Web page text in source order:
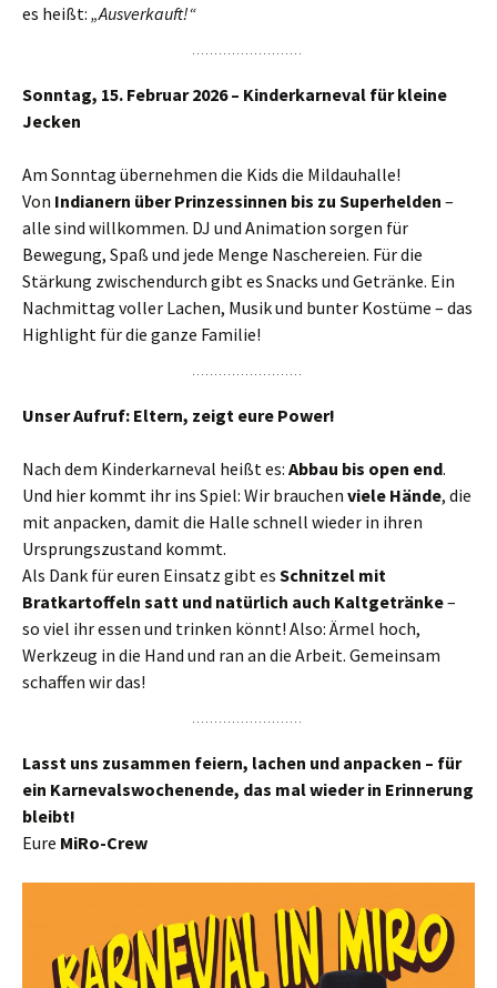
es heißt: „Ausverkauft!“
Sonntag, 15. Februar 2026 – Kinderkarneval für kleine
Jecken
Am Sonntag übernehmen die Kids die Mildauhalle!
Von Indianern über Prinzessinnen bis zu Superhelden –
alle sind willkommen. DJ und Animation sorgen für
Bewegung, Spaß und jede Menge Naschereien. Für die
Stärkung zwischendurch gibt es Snacks und Getränke. Ein
Nachmittag voller Lachen, Musik und bunter Kostüme – das
Highlight für die ganze Familie!
Unser Aufruf: Eltern, zeigt eure Power!
Nach dem Kinderkarneval heißt es: Abbau bis open end.
Und hier kommt ihr ins Spiel: Wir brauchen viele Hände, die
mit anpacken, damit die Halle schnell wieder in ihren
Ursprungszustand kommt.
Als Dank für euren Einsatz gibt es Schnitzel mit
Bratkartoffeln satt und natürlich auch Kaltgetränke–
so viel ihr essen und trinken könnt! Also: Ärmel hoch,
Werkzeug in die Hand und ran an die Arbeit. Gemeinsam
schaffen wir das!
Lasst uns zusammen feiern, lachen und anpacken – für
ein Karnevalswochenende, das mal wieder in Erinnerung
bleibt!
Eure MiRo-Crew